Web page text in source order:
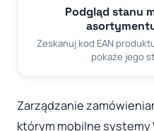
Podgląd stanu
Zeskanuj kod EAN
pokaże jego
Zarządzanie
którym mobilne systemy